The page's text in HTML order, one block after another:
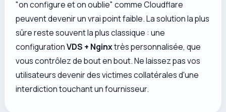
"on configure et on oublie" comme Cloudflare
peuvent devenir un vrai point faible. La solution la plus
sûre reste souvent la plus classique : une
configurationVDS + Nginxtrès personnalisée, que
vous contrôlez de bout en bout. Ne laissez pas vos
utilisateurs devenir des victimes collatérales d'une
interdiction touchant un fournisseur.